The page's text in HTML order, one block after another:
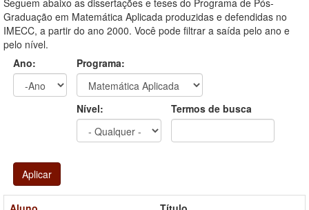
Seguem abaixo as dissertações e teses do Programa de Pós-
Graduação em Matemática Aplicada produzidas e defendidas no
IMECC, a partir do ano 2000. Você pode filtrar a saída pelo ano e
pelo nível.
Ano:
Programa:
Nível: Termos de busca
Aplicar